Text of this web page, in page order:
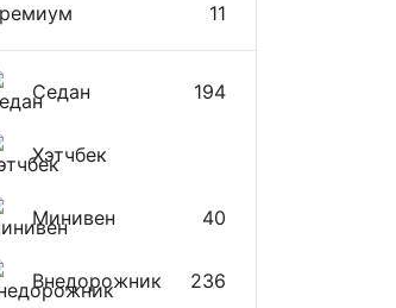
11
Седан 194
Хэтчбек
Минивен 40
Внедорожник 236